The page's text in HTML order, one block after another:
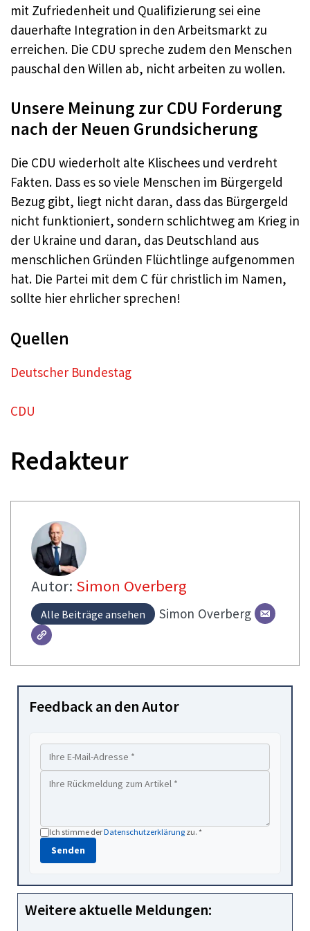
mit Zufriedenheit und Qualifizierung sei eine
dauerhafte Integration in den Arbeitsmarkt zu
erreichen. Die CDU spreche zudem den Menschen
pauschal den Willen ab, nicht arbeiten zu wollen.
Unsere Meinung zur CDU Forderung
nach der Neuen Grundsicherung
Die CDU wiederholt alte Klischees und verdreht
Fakten. Dass es so viele Menschen im Bürgergeld
Bezug gibt, liegt nicht daran, dass das Bürgergeld
nicht funktioniert, sondern schlichtweg am Krieg in
der Ukraine und daran, das Deutschland aus
menschlichen Gründen Flüchtlinge aufgenommen
hat. Die Partei mit dem C für christlich im Namen,
sollte hier ehrlicher sprechen!
Quellen
Deutscher Bundestag
CDU
Redakteur
Autor: Simon Overberg
Alle Beiträge ansehen Simon Overberg
Feedback an den Autor
Ich stimme derDatenschutzerklärung zu. *
Senden
Weitere aktuelle Meldungen: